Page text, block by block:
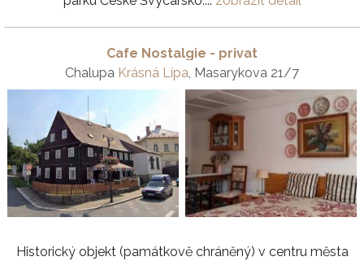
Cafe Nostalgie - privat
Chalupa Krásná Lípa, Masarykova 21/7
Historický objekt (památkově chráněný) v centru města